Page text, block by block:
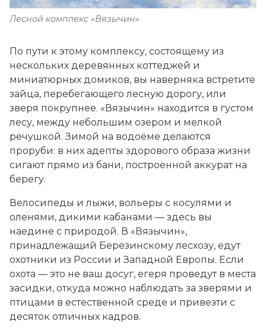
Лесной комплекс «Вязычин»
По пути к этому комплексу, состоящему из
нескольких деревянных коттеджей и
миниатюрных домиков, вы наверняка встретите
зайца, перебегающего лесную дорогу, или
зверя покрупнее. «Вязычин» находится в густом
лесу, между небольшим озером и мелкой
речушкой. Зимой на водоёме делаются
проруби: в них адепты здорового образа жизни
сигают прямо из бани, построенной аккурат на
берегу.
Велосипеды и лыжи, вольеры с косулями и
оленями, дикими кабанами — здесь вы
наедине с природой. В «Вязычин»,
принадлежащий Березинскому лесхозу, едут
охотники из России и Западной Европы. Если
охота — это не ваш досуг, егеря проведут в места
засидки, откуда можно наблюдать за зверями и
птицами в естественной среде и привезти с
десяток отличных кадров.